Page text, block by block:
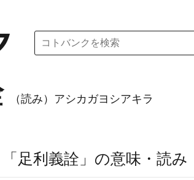
（読み）アシカガヨシアキラ
「足利義詮」の意味・読み